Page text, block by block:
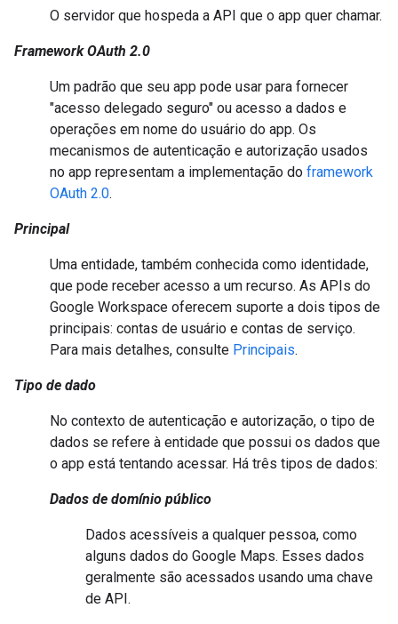
O servidor que hospeda a API que o app quer chamar.
Framework OAuth 2.0
Um padrão que seu app pode usar para fornecer
"acesso delegado seguro" ou acesso a dados e
operações em nome do usuário do app. Os
mecanismos de autenticação e autorização usados
no app representam a implementação do framework
OAuth 2.0.
Principal
Uma entidade, também conhecida como identidade,
que pode receber acesso a um recurso. As APIs do
Google Workspace oferecem suporte a dois tipos de
principais: contas de usuário e contas de serviço.
Para mais detalhes, consulte Principais.
Tipo de dado
No contexto de autenticação e autorização, o tipo de
dados se refere à entidade que possui os dados que
o app está tentando acessar. Há três tipos de dados:
Dados de domínio público
Dados acessíveis a qualquer pessoa, como
alguns dados do Google Maps. Esses dados
geralmente são acessados usando uma chave
de API.